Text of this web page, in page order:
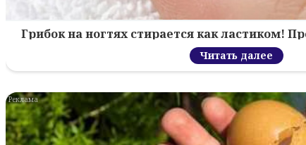
Грибок на ногтях стирается как ластиком!
Читать далее